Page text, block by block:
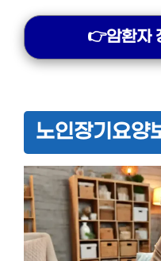
👉암환자
노인장기요양